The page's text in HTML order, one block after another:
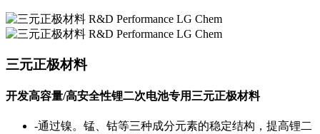
三元正极材料
开发高容量/高安全性锂二次电池专用三元正极材料
-通过镍。锰、钴等三种成分元素的稳定结构，提高锂二